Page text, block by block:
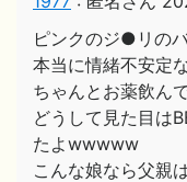
ピンクのジ●リの
本当に情緒不安定
ちゃんとお薬飲ん
どうして見た目は
たよwwwww
こんな娘なら父親